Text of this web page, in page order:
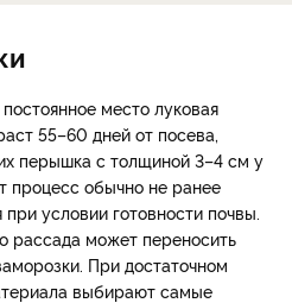
место луковая
55–60 дней от посева,
перышка с толщиной 3–4 см у
процесс обычно не ранее
условии готовности почвы.
рассада может переносить
При достаточном
выбирают самые